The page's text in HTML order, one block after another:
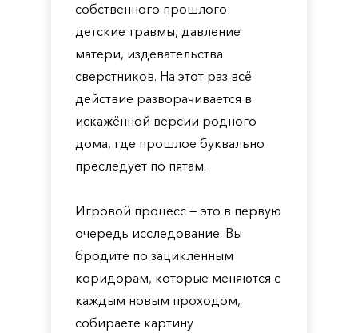
собственного прошлого:
детские травмы, давление
матери, издевательства
сверстников. На этот раз всё
действие разворачивается в
искажённой версии родного
дома, где прошлое буквально
преследует по пятам.
Игровой процесс — это в первую
очередь исследование. Вы
бродите по зацикленным
коридорам, которые меняются с
каждым новым проходом,
собираете картину